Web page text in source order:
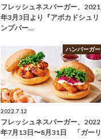
フレッシュネスバーガー、2021
年3月3日より『アボカドシュリ
ンプバー…
ハンバーガー
2022.7.12
フレッシュネスバーガー、2022
年7月13日〜8月31日 「ガーリ